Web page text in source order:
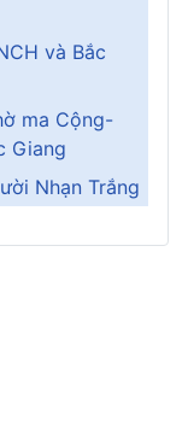
và Bắc
ma Cộng-
Giang
Nhạn Trắng